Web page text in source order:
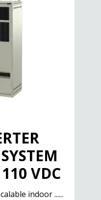
VDC
indoor ......